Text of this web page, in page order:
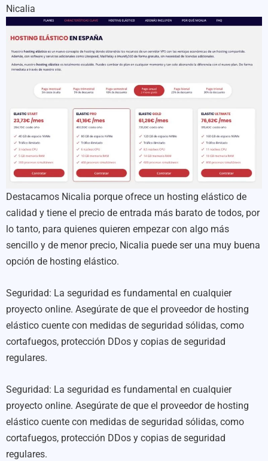
Nicalia
Destacamos Nicalia porque ofrece un hosting elástico de
calidad y tiene el precio de entrada más barato de todos, por
lo tanto, para quienes quieren empezar con algo más
sencillo y de menor precio, Nicalia puede ser una muy buena
opción de hosting elástico.
Seguridad: La seguridad es fundamental en cualquier
proyecto online. Asegúrate de que el proveedor de hosting
elástico cuente con medidas de seguridad sólidas, como
cortafuegos, protección DDos y copias de seguridad
regulares.
Seguridad: La seguridad es fundamental en cualquier
proyecto online. Asegúrate de que el proveedor de hosting
elástico cuente con medidas de seguridad sólidas, como
cortafuegos, protección DDos y copias de seguridad
regulares.